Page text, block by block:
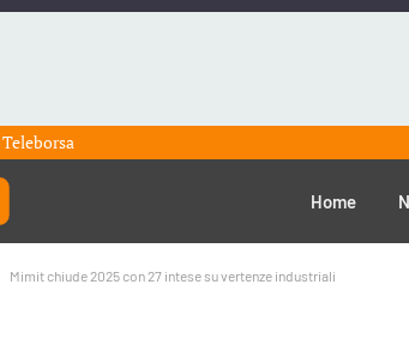
Teleborsa
Home
Mimit chiude 2025 con 27 intese su vertenze industriali